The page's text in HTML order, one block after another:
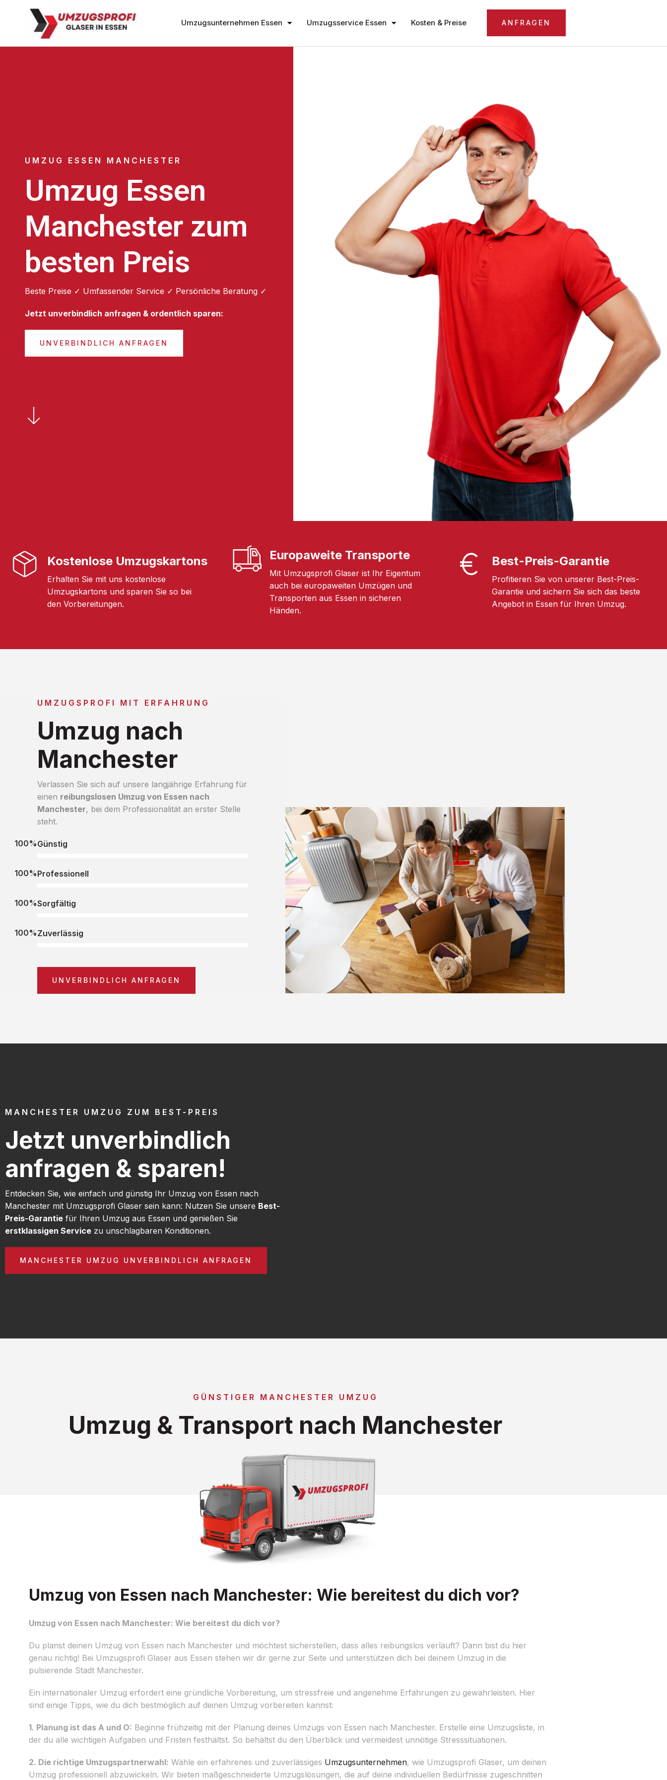
Umzugsunternehmen Essen Umzugsservice Essen Kosten & Preise ANFRAGEN
UMZUG ESSEN MANCHESTER
Umzug Essen
Manchester zum
besten Preis
Beste Preise ✓ Umfassender Service ✓ Persönliche Beratung ✓
Jetzt unverbindlich anfragen & ordentlich sparen:
UNVERBINDLICH ANFRAGEN
Kostenlose Umzugskartons
Erhalten Sie mit uns kostenlose
Umzugskartons und sparen Sie so bei
den Vorbereitungen.
Europaweite Transporte
Mit Umzugsprofi Glaser ist Ihr Eigentum
auch bei europaweiten Umzügen und
Transporten aus Essen in sicheren
Händen.
Best-Preis-Garantie
Profitieren Sie von unserer Best-Preis-
Garantie und sichern Sie sich das beste
Angebot in Essen für Ihren Umzug.
UMZUGSPROFI MIT ERFAHRUNG
Umzug nach
Manchester
Verlassen Sie sich auf unsere langjährige Erfahrung für
einen reibungslosen Umzug von Essen nach
Manchester, bei dem Professionalität an erster Stelle
steht.
Günstig
100%
Professionell
100%
Sorgfältig
100%
Zuverlässig
100%
UNVERBINDLICH ANFRAGEN
MANCHESTER UMZUG ZUM BEST-PREIS
Jetzt unverbindlich
anfragen & sparen!
Entdecken Sie, wie einfach und günstig Ihr Umzug von Essen nach
Manchester mit Umzugsprofi Glaser sein kann: Nutzen Sie unsere Best-
Preis-Garantie für Ihren Umzug aus Essen und genießen Sie
erstklassigen Service zu unschlagbaren Konditionen.
MANCHESTER UMZUG UNVERBINDLICH ANFRAGEN
GÜNSTIGER MANCHESTER UMZUG
Umzug & Transport nach Manchester
Umzug von Essen nach Manchester: Wie bereitest du dich vor?
Umzug von Essen nach Manchester: Wie bereitest du dich vor?
Du planst deinen Umzug von Essen nach Manchester und möchtest sicherstellen, dass alles reibungslos verläuft? Dann bist du hier
genau richtig! Bei Umzugsprofi Glaser aus Essen stehen wir dir gerne zur Seite und unterstützen dich bei deinem Umzug in die
pulsierende Stadt Manchester.
Ein internationaler Umzug erfordert eine gründliche Vorbereitung, um stressfreie und angenehme Erfahrungen zu gewährleisten. Hier
sind einige Tipps, wie du dich bestmöglich auf deinen Umzug vorbereiten kannst:
1. Planung ist das A und O: Beginne frühzeitig mit der Planung deines Umzugs von Essen nach Manchester. Erstelle eine Umzugsliste, in
der du alle wichtigen Aufgaben und Fristen festhältst. So behältst du den Überblick und vermeidest unnötige Stresssituationen.
2. Die richtige Umzugspartnerwahl: Wähle ein erfahrenes und zuverlässiges Umzugsunternehmen, wie Umzugsprofi Glaser, um deinen
Umzug professionell abzuwickeln. Wir bieten maßgeschneiderte Umzugslösungen, die auf deine individuellen Bedürfnisse zugeschnitten